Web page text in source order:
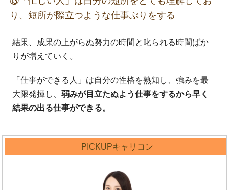
り、短所が際立つような仕事ぶりをする
結果、成果の上がらぬ努力の時間と叱られる時間ばか
りが増えていく。
「仕事ができる人」は自分の性格を熟知し、強みを最
大限発揮し、弱みが目立たぬよう仕事をするから早く
結果の出る仕事ができる。
PICKUPキャリコン